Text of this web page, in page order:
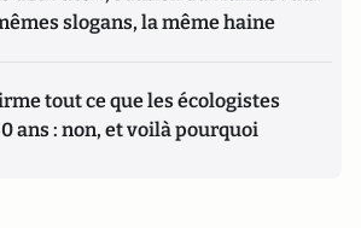
slogans, la même haine
tout ce que les écologistes
ans : non, et voilà pourquoi